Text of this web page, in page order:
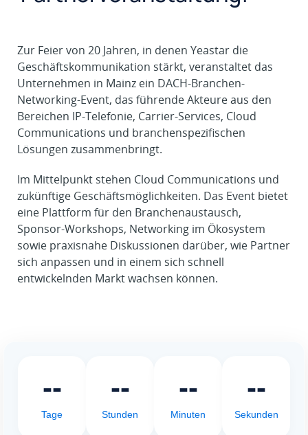
Zur Feier von 20 Jahren, in denen Yeastar die
Geschäftskommunikation stärkt, veranstaltet das
Unternehmen in Mainz ein DACH-Branchen-
Networking-Event, das führende Akteure aus den
Bereichen IP-Telefonie, Carrier-Services, Cloud
Communications und branchenspezifischen
Lösungen zusammenbringt.
Im Mittelpunkt stehen Cloud Communications und
zukünftige Geschäftsmöglichkeiten. Das Event bietet
eine Plattform für den Branchenaustausch,
Sponsor-Workshops, Networking im Ökosystem
sowie praxisnahe Diskussionen darüber, wie Partner
sich anpassen und in einem sich schnell
entwickelnden Markt wachsen können.
--
Tage
--
Stunden
--
Minuten
--
Sekunden